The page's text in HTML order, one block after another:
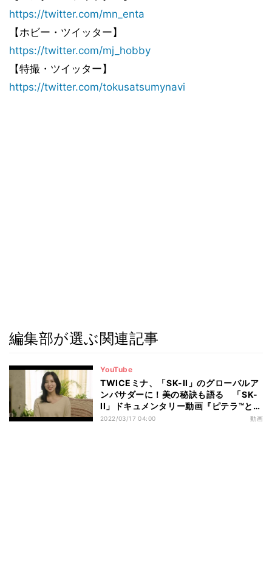
https://twitter.com/mn_enta
【ホビー・ツイッター】
https://twitter.com/mj_hobby
【特撮・ツイッター】
https://twitter.com/tokusatsumynavi
編集部が選ぶ関連記事
YouTube
TWICEミナ、「SK-II」のグローバルア
ンバサダーに！美の秘訣も語る 「SK-
II」ドキュメンタリー動画『ピテラ™と
私』インタビュー映像公開
2022/03/17 04:00 動画